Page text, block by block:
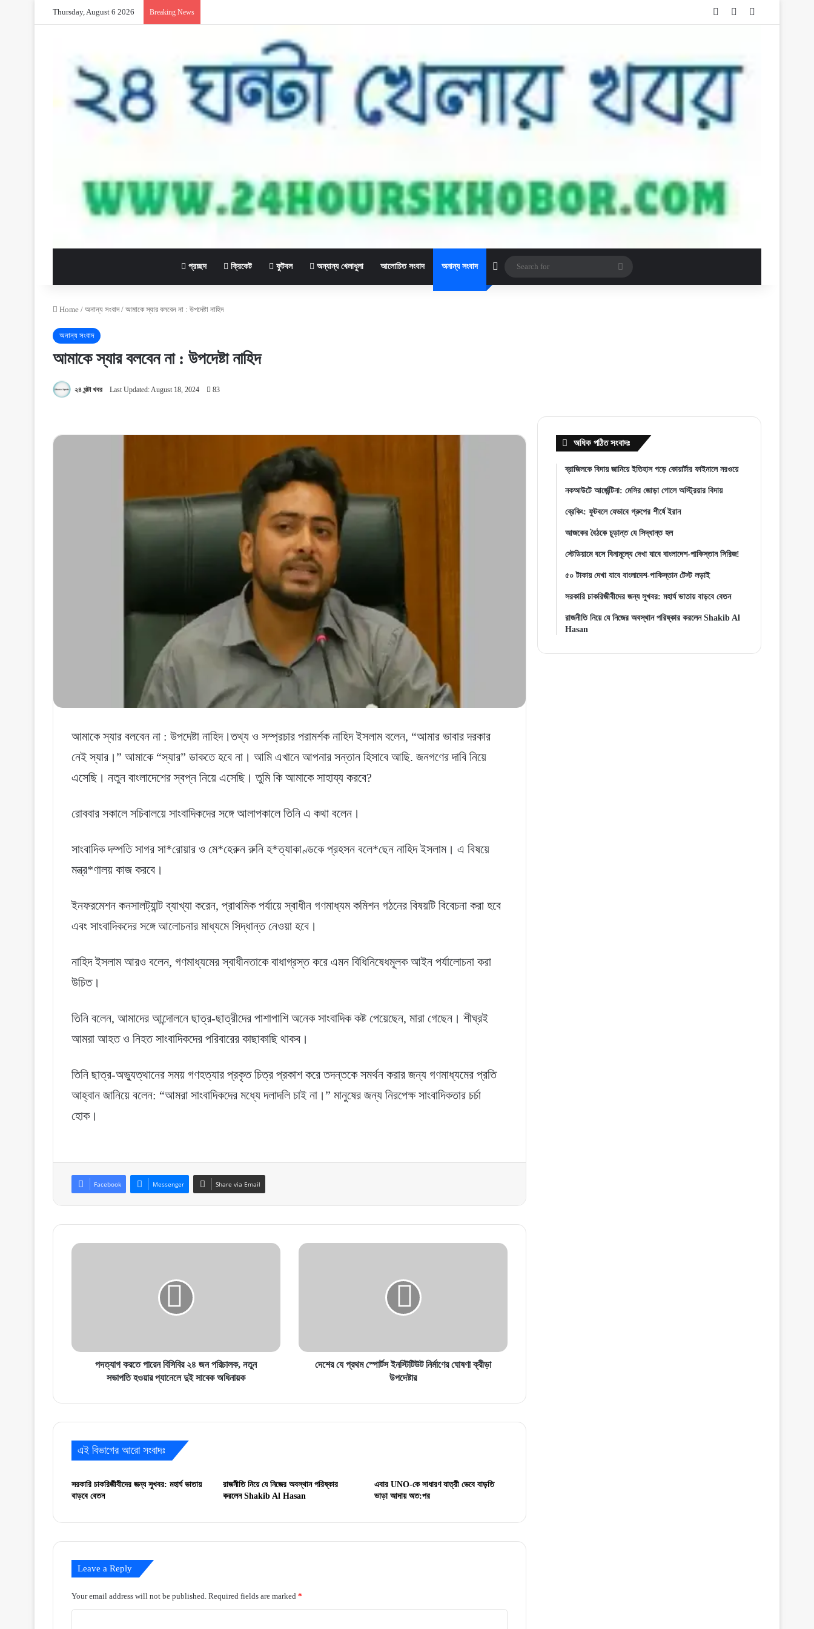
Thursday, August 6 2026 Breaking News Log In Random Article
প্রচ্ছদ ক্রিকেট ফুটবল অন্যান্য খেলাধুলা আলোচিত সংবাদ অনান্য সংবাদ Sidebar
for
Home / অনান্য সংবাদ / আমাকে স্যার বলবেন না : উপদেষ্টা নাহিদ
অনান্য সংবাদ
আমাকে স্যার বলবেন না : উপদেষ্টা নাহিদ
২৪ ঘন্টা খবর Last Updated: August 18, 2024 83
আমাকে স্যার বলবেন না : উপদেষ্টা নাহিদ।তথ্য ও সম্প্রচার পরামর্শক নাহিদ ইসলাম বলেন, “আমার ভাবার দরকার
নেই স্যার।” আমাকে “স্যার” ডাকতে হবে না। আমি এখানে আপনার সন্তান হিসাবে আছি. জনগণের দাবি নিয়ে
এসেছি। নতুন বাংলাদেশের স্বপ্ন নিয়ে এসেছি। তুমি কি আমাকে সাহায্য করবে?
রোববার সকালে সচিবালয়ে সাংবাদিকদের সঙ্গে আলাপকালে তিনি এ কথা বলেন।
সাংবাদিক দম্পতি সাগর সা*রোয়ার ও মে*হেরুন রুনি হ*ত্যাকাণ্ডকে প্রহসন বলে*ছেন নাহিদ ইসলাম। এ বিষয়ে
মন্ত্র*ণালয় কাজ করবে।
ইনফরমেশন কনসালট্যান্ট ব্যাখ্যা করেন, প্রাথমিক পর্যায়ে স্বাধীন গণমাধ্যম কমিশন গঠনের বিষয়টি বিবেচনা করা হবে
এবং সাংবাদিকদের সঙ্গে আলোচনার মাধ্যমে সিদ্ধান্ত নেওয়া হবে।
নাহিদ ইসলাম আরও বলেন, গণমাধ্যমের স্বাধীনতাকে বাধাগ্রস্ত করে এমন বিধিনিষেধমূলক আইন পর্যালোচনা করা
উচিত।
তিনি বলেন, আমাদের আন্দোলনে ছাত্র-ছাত্রীদের পাশাপাশি অনেক সাংবাদিক কষ্ট পেয়েছেন, মারা গেছেন। শীঘ্রই
আমরা আহত ও নিহত সাংবাদিকদের পরিবারের কাছাকাছি থাকব।
তিনি ছাত্র-অভ্যুত্থানের সময় গণহত্যার প্রকৃত চিত্র প্রকাশ করে তদন্তকে সমর্থন করার জন্য গণমাধ্যমের প্রতি
আহ্বান জানিয়ে বলেন: “আমরা সাংবাদিকদের মধ্যে দলাদলি চাই না।” মানুষের জন্য নিরপেক্ষ সাংবাদিকতার চর্চা
হোক।
Facebook Messenger Share via Email
পদত্যাগ
সভাপতি
সাবেক
পদত্যাগ করতে পারেন বিসিবির ২৪ জন পরিচালক, নতুন
সভাপতি হওয়ার প্যানেলে দুই সাবেক অধিনায়ক
দেশের
উপদেষ্টার
দেশের যে প্রথম স্পোর্টস ইনস্টিটিউট নির্মাণের ঘোষণা ক্রীড়া
উপদেষ্টার
এই বিভাগের আরো সংবাদঃ
সরকারি চাকরিজীবীদের জন্য সুখবর: মহার্ঘ ভাতায়
বাড়বে বেতন
রাজনীতি নিয়ে যে নিজের অবস্থান পরিষ্কার
করলেন Shakib Al Hasan
এবার UNO-কে সাধারণ যাত্রী ভেবে বাড়তি
ভাড়া আদায় অত:পর
Leave a Reply
Your email address will not be published. Required fields are marked *
অধিক পঠিত সংবাদঃ
ব্রাজিলকে বিদায় জানিয়ে ইতিহাস গড়ে কোয়ার্টার ফাইনালে নরওয়ে
নকআউটে আর্জেন্টিনা: মেসির জোড়া গোলে অস্ট্রিয়ার বিদায়
ব্রেকিং: ফুটবলে যেভাবে গ্রুপের শীর্ষে ইরান
আজকের বৈঠকে চূড়ান্ত যে সিদ্ধান্ত হল
স্টেডিয়ামে বসে বিনামূল্যে দেখা যাবে বাংলাদেশ-পাকিস্তান সিরিজ!
৫০ টাকায় দেখা যাবে বাংলাদেশ-পাকিস্তান টেস্ট লড়াই
সরকারি চাকরিজীবীদের জন্য সুখবর: মহার্ঘ ভাতায় বাড়বে বেতন
রাজনীতি নিয়ে যে নিজের অবস্থান পরিষ্কার করলেন Shakib Al
Hasan